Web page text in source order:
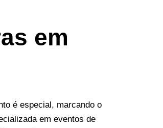
em
é especial, marcando o
em eventos de